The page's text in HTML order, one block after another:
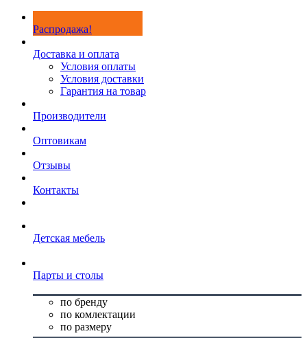
Распродажа!
Доставка и оплата
Условия оплаты
Условия доставки
Гарантия на товар
Производители
Оптовикам
Отзывы
Контакты
Детская мебель
Парты и столы
по бренду
по комлектации
по размеру